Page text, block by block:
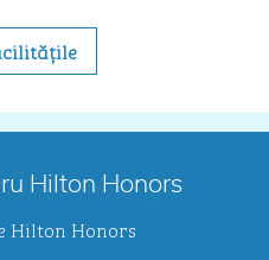
Hilton Honors
Hilton Honors